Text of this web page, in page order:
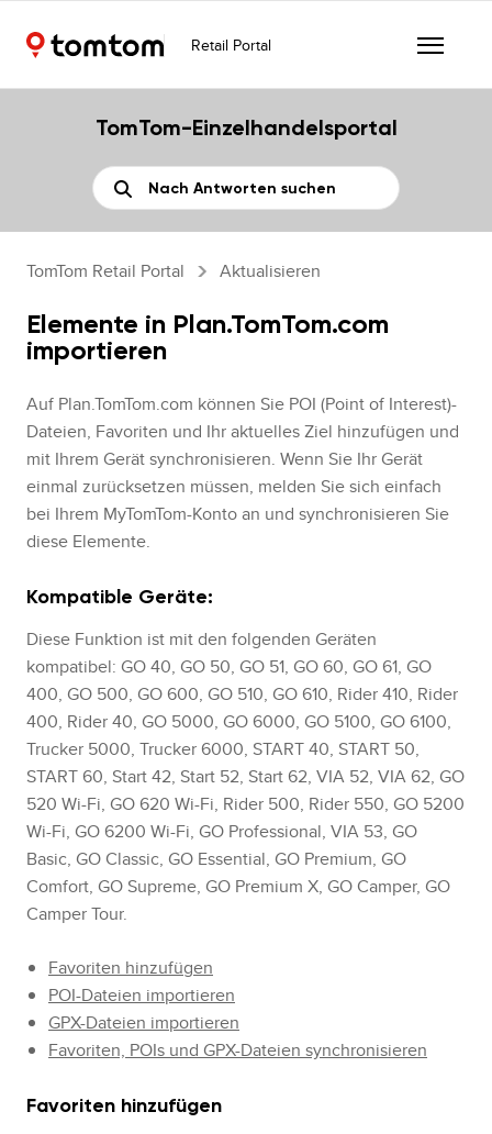
Retail Portal
TomTom-Einzelhandelsportal
TomTom Retail Portal Aktualisieren
Elemente in Plan.TomTom.com
importieren
Auf Plan.TomTom.com können Sie POI (Point of Interest)-
Dateien, Favoriten und Ihr aktuelles Ziel hinzufügen und
mit Ihrem Gerät synchronisieren. Wenn Sie Ihr Gerät
einmal zurücksetzen müssen, melden Sie sich einfach
bei Ihrem MyTomTom-Konto an und synchronisieren Sie
diese Elemente.
Kompatible Geräte:
Diese Funktion ist mit den folgenden Geräten
kompatibel: GO 40, GO 50, GO 51, GO 60, GO 61, GO
400, GO 500, GO 600, GO 510, GO 610, Rider 410, Rider
400, Rider 40, GO 5000, GO 6000, GO 5100, GO 6100,
Trucker 5000, Trucker 6000, START 40, START 50,
START 60, Start 42, Start 52, Start 62, VIA 52, VIA 62, GO
520 Wi-Fi, GO 620 Wi-Fi, Rider 500, Rider 550, GO 5200
Wi-Fi, GO 6200 Wi-Fi, GO Professional, VIA 53, GO
Basic, GO Classic, GO Essential, GO Premium, GO
Comfort, GO Supreme, GO Premium X, GO Camper, GO
Camper Tour.
Favoriten hinzufügen
POI-Dateien importieren
GPX-Dateien importieren
Favoriten, POIs und GPX-Dateien synchronisieren
Favoriten hinzufügen